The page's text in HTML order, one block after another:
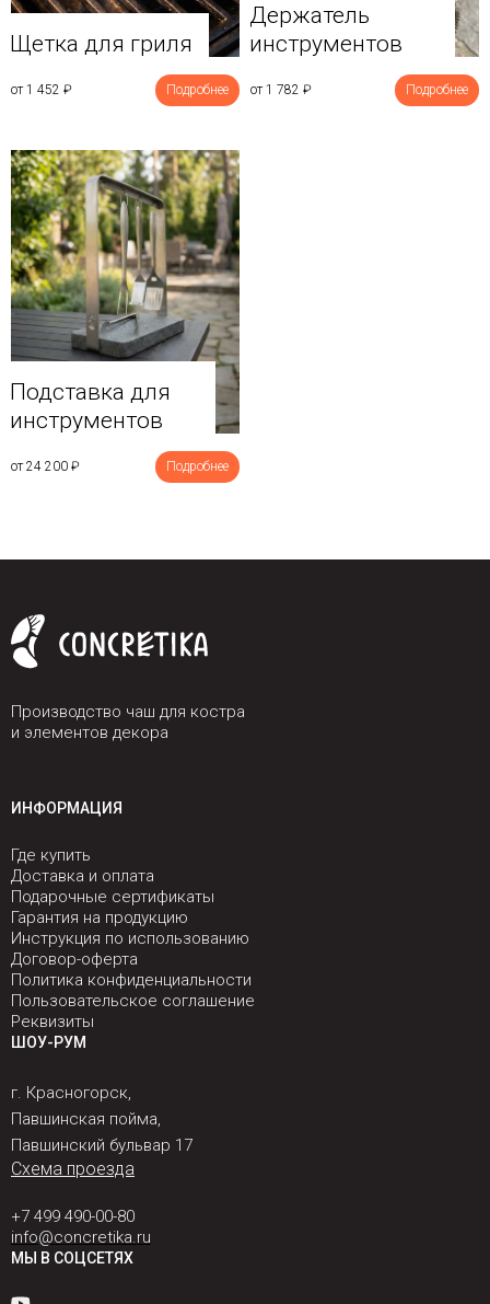
Щетка для гриля
от 1 452 ₽ Подробнее
Держатель
инструментов
от 1 782 ₽ Подробнее
Подставка для
инструментов
от 24 200 ₽ Подробнее
Производство чаш для костра
и элементов декора
ИНФОРМАЦИЯ
Где купить
Доставка и оплата
Подарочные сертификаты
Гарантия на продукцию
Инструкция по использованию
Договор-оферта
Политика конфиденциальности
Пользовательское соглашение
Реквизиты
ШОУ-РУМ
г. Красногорск,
Павшинская пойма,
Павшинский бульвар 17
Схема проезда
+7 499 490-00-80
info@concretika.ru
МЫ В СОЦСЕТЯХ